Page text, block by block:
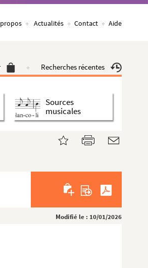
Actualités Contact Aide
Recherches récentes
Sources
musicales
Modifié le : 10/01/2026